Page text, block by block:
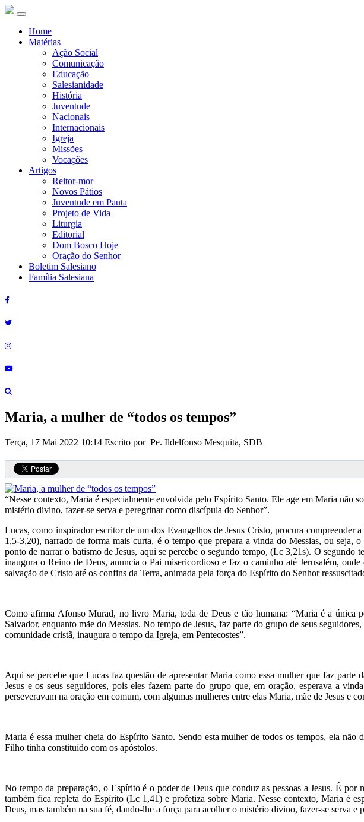
Home
Matérias
Ação Social
Comunicação
Educação
Salesianidade
História
Juventude
Nacionais
Internacionais
Igreja
Missões
Vocações
Artigos
Reitor-mor
Novos Pátios
Juventude em Pauta
Projeto de Vida
Liturgia
Editorial
Dom Bosco Hoje
Oração do Senhor
Boletim Salesiano
Família Salesiana
Maria, a mulher de “todos os tempos”
Terça, 17 Mai 2022 10:14 Escrito por Pe. Ildelfonso Mesquita, SDB
“Nesse contexto, Maria é especialmente envolvida pelo Espírito Santo. Ele age em Maria não
mistério divino, fazer-se serva e peregrinar como discípula do Senhor”.
Lucas, como inspirador escritor de um dos Evangelhos de Jesus Cristo, procura
1,5-3,20), narrado de forma mais curta, é o tempo que prepara a vinda do Messias, ou
ponto de narrar o batismo de Jesus, aqui se percebe o segundo tempo, (Lc 3,21s). O
inaugura o Reino de Deus, anuncia o Pai misericordioso e faz o caminho até Jerusalém,
salvação de Cristo até os confins da Terra, animada pela força do Espírito do Senhor
Como afirma Afonso Murad, no livro Maria, toda de Deus e tão humana: “Maria é a única
Salvador, enquanto mãe do Messias. No tempo de Jesus, faz parte do grupo de seus
comunidade cristã, inaugura o tempo da Igreja, em Pentecostes”.
Aqui se percebe que Lucas faz questão de apresentar Maria como essa mulher que faz
Jesus e os seus seguidores, pois eles fazem parte do grupo que, em oração, esperava a
perseveravam na oração em comum, com algumas mulheres entre elas Maria, mãe de Jesus e
Maria é essa mulher cheia do Espírito Santo. Sendo esta mulher de todos os tempos, ela
Filho tinha constituído com os apóstolos.
No tempo da preparação, o Espírito é o poder de Deus que conduz as pessoas a Jesus. É
também fica repleta do Espírito (Lc 1,41) e profetiza sobre Maria. Nesse contexto, Maria é
Deus, mas também na sua fé, dando-lhe a força para acolher o mistério divino, fazer-se serva